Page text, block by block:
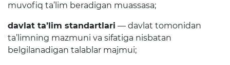
1-sinfga qabul
Elektron shahodatnoma
Raqamli kutubxona
muvofiq ta’lim beradigan muassasa;
davlat ta’lim standartlari — davlat tomonidan
ta’limning mazmuni va sifatiga nisbatan
belgilanadigan talablar majmui;